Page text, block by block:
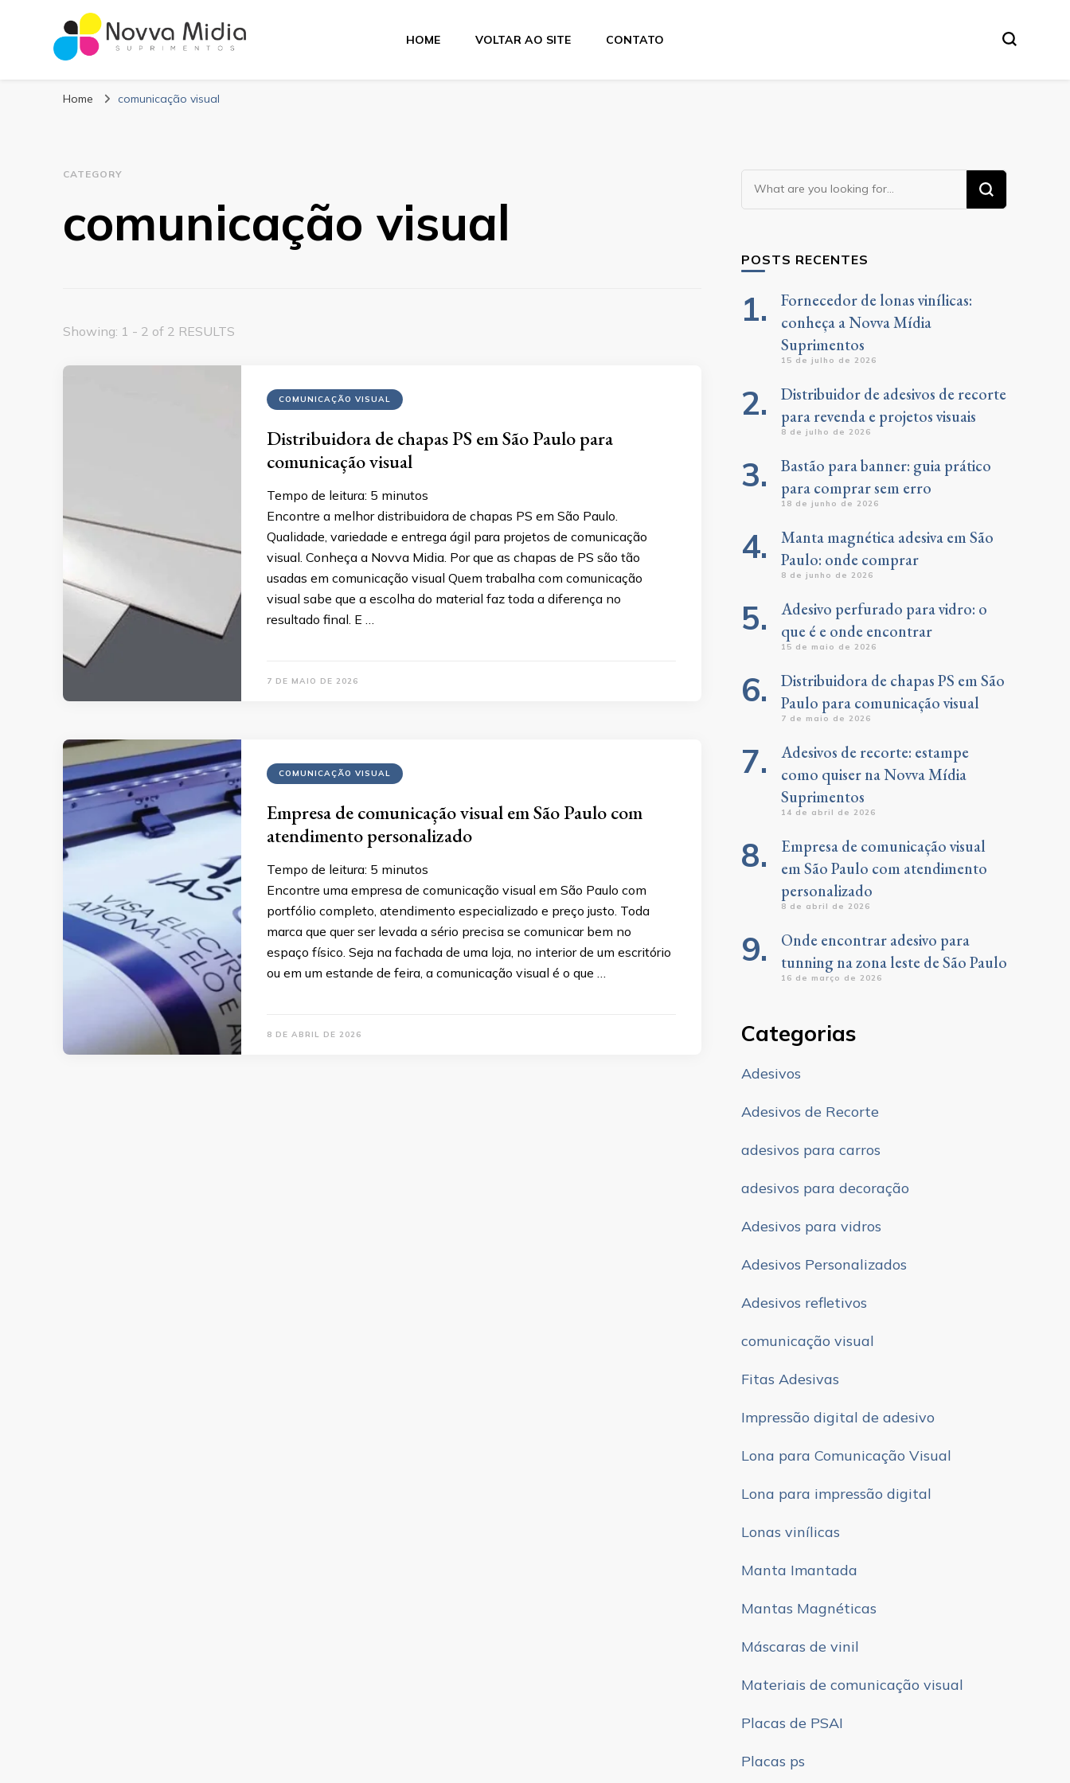
Blog Novva Midia Suprimentos
HOME VOLTAR AO SITE CONTATO
Home comunicação visual
CATEGORY
comunicação visual
Showing: 1 - 2 of 2 RESULTS
COMUNICAÇÃO VISUAL
Distribuidora de chapas PS em São Paulo para
comunicação visual
Tempo de leitura: 5 minutos
Encontre a melhor distribuidora de chapas PS em São Paulo.
Qualidade, variedade e entrega ágil para projetos de comunicação
visual. Conheça a Novva Midia. Por que as chapas de PS são tão
usadas em comunicação visual Quem trabalha com comunicação
visual sabe que a escolha do material faz toda a diferença no
resultado final. E …
7 DE MAIO DE 2026
COMUNICAÇÃO VISUAL
Empresa de comunicação visual em São Paulo com
atendimento personalizado
Tempo de leitura: 5 minutos
Encontre uma empresa de comunicação visual em São Paulo com
portfólio completo, atendimento especializado e preço justo. Toda
marca que quer ser levada a sério precisa se comunicar bem no
espaço físico. Seja na fachada de uma loja, no interior de um escritório
ou em um estande de feira, a comunicação visual é o que …
8 DE ABRIL DE 2026
Looking
for
POSTS RECENTES
Fornecedor de lonas vinílicas:
conheça a Novva Mídia
Suprimentos
15 de julho de 2026
Distribuidor de adesivos de recorte
para revenda e projetos visuais
8 de julho de 2026
Bastão para banner: guia prático
para comprar sem erro
18 de junho de 2026
Manta magnética adesiva em São
Paulo: onde comprar
8 de junho de 2026
Adesivo perfurado para vidro: o
que é e onde encontrar
15 de maio de 2026
Distribuidora de chapas PS em São
Paulo para comunicação visual
7 de maio de 2026
Adesivos de recorte: estampe
como quiser na Novva Mídia
Suprimentos
14 de abril de 2026
Empresa de comunicação visual
em São Paulo com atendimento
personalizado
8 de abril de 2026
Onde encontrar adesivo para
tunning na zona leste de São Paulo
16 de março de 2026
Categorias
Adesivos
Adesivos de Recorte
adesivos para carros
adesivos para decoração
Adesivos para vidros
Adesivos Personalizados
Adesivos refletivos
comunicação visual
Fitas Adesivas
Impressão digital de adesivo
Lona para Comunicação Visual
Lona para impressão digital
Lonas vinílicas
Manta Imantada
Mantas Magnéticas
Máscaras de vinil
Materiais de comunicação visual
Placas de PSAI
Placas ps